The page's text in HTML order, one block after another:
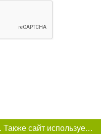
Этот сайт использует «cookies». Также сайт использует интернет-сервис для сбора технических данных касательно посетителей с целью получения маркетинговой и статистической информации. Условия обработки данных посетителей сайта см.